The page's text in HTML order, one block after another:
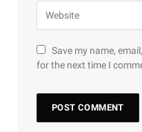
Save my name,
for the next time I